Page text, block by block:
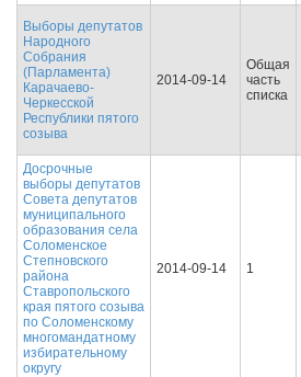
Выборы депутатов
Народного
Собрания
(Парламента)
Карачаево-
Черкесской
Республики пятого
созыва
2014-09-14
Общая
часть
списка
Досрочные
выборы депутатов
Совета депутатов
муниципального
образования села
Соломенское
Степновского
района
Ставропольского
края пятого созыва
по Соломенскому
многомандатному
избирательному
округу
2014-09-14 1